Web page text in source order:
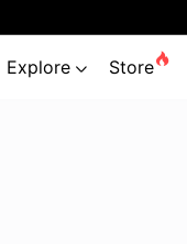
Explore  Store